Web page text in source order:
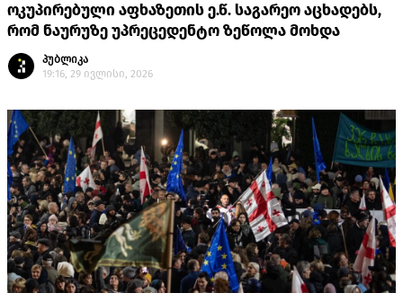
ოკუპირებული აფხაზეთის ე.წ. საგარეო აცხადებს,
რომ ნაურუზე უპრეცედენტო ზეწოლა მოხდა
პუბლიკა
19:16, 29 ივლისი, 2026